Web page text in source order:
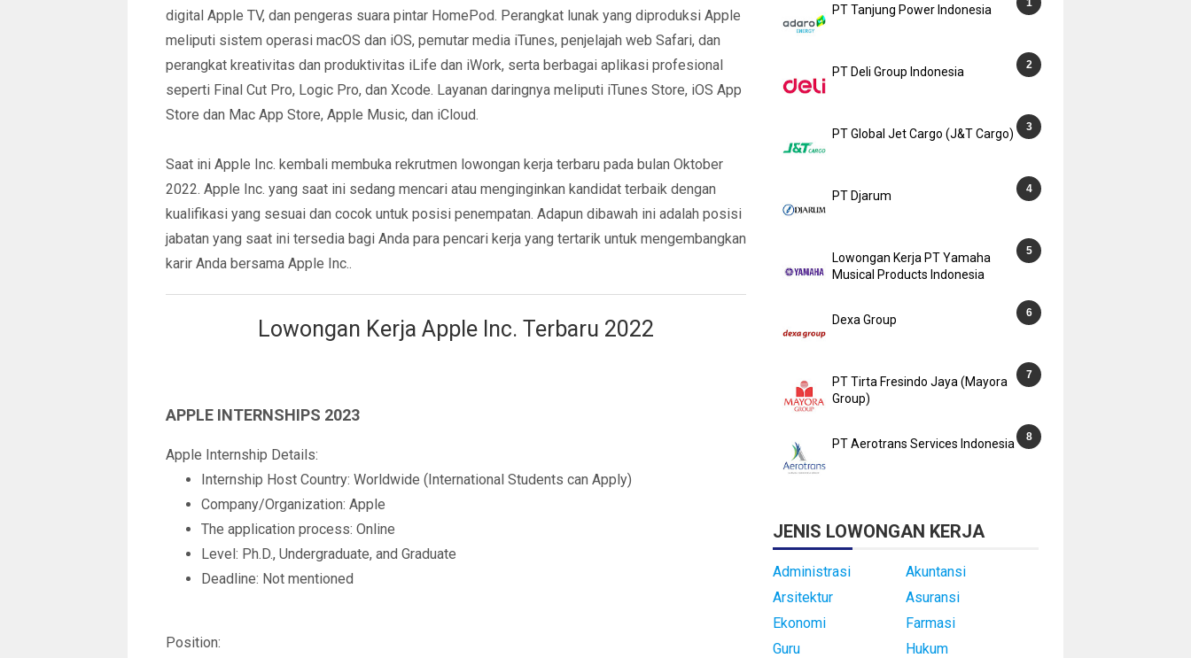
digital Apple TV, dan pengeras suara pintar HomePod. Perangkat lunak yang diproduksi Apple
meliputi sistem operasi macOS dan iOS, pemutar media iTunes, penjelajah web Safari, dan
perangkat kreativitas dan produktivitas iLife dan iWork, serta berbagai aplikasi profesional
seperti Final Cut Pro, Logic Pro, dan Xcode. Layanan daringnya meliputi iTunes Store, iOS App
Store dan Mac App Store, Apple Music, dan iCloud.
Saat ini Apple Inc. kembali membuka rekrutmen lowongan kerja terbaru pada bulan Oktober
2022. Apple Inc. yang saat ini sedang mencari atau menginginkan kandidat terbaik dengan
kualifikasi yang sesuai dan cocok untuk posisi penempatan. Adapun dibawah ini adalah posisi
jabatan yang saat ini tersedia bagi Anda para pencari kerja yang tertarik untuk mengembangkan
karir Anda bersama Apple Inc..
Lowongan Kerja Apple Inc. Terbaru 2022
APPLE INTERNSHIPS 2023
Apple Internship Details:
Internship Host Country: Worldwide (International Students can Apply)
Company/Organization: Apple
The application process: Online
Level: Ph.D., Undergraduate, and Graduate
Deadline: Not mentioned
Position:
PT Tanjung Power Indonesia
PT Deli Group Indonesia
PT Global Jet Cargo (J&T Cargo)
PT Djarum
Lowongan Kerja PT Yamaha
Musical Products Indonesia
Dexa Group
PT Tirta Fresindo Jaya (Mayora
Group)
PT Aerotrans Services Indonesia
JENIS LOWONGAN KERJA
Administrasi
Akuntansi
Arsitektur
Asuransi
Ekonomi
Farmasi
Guru
Hukum